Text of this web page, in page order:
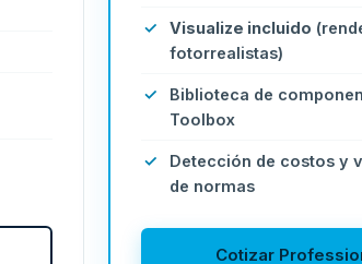
Visualize incluido
fotorrealistas)
Biblioteca de
Toolbox
Detección de costos y
de normas
Cotizar